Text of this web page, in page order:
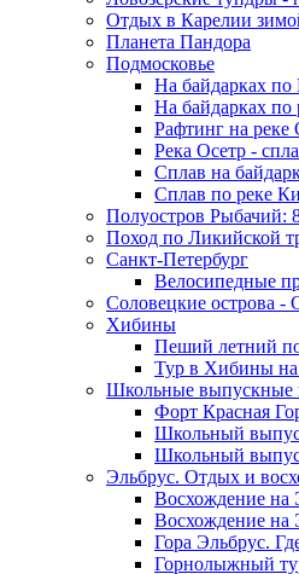
Отдых в Карелии
Планета Пандора
Подмосковье
На байдарках
На байдарках по
Рафтинг на реке
Река Осетр -
Сплав на
Сплав по реке
Полуостров Рыбачий:
Поход по Ликийской
Санкт-Петербург
Велосипедные
Соловецкие острова -
Хибины
Пеший летний
Тур в Хибины на
Школьные выпускные
Форт Красная
Школьный
Школьный
Эльбрус. Отдых и
Восхождение на
Восхождение на
Гора Эльбрус.
Горнолыжный